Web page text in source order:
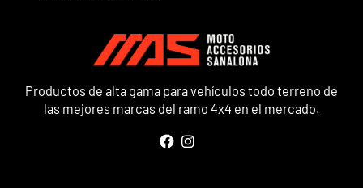
Productos de alta gama para vehículos todo terreno de
las mejores marcas del ramo 4x4 en el mercado.